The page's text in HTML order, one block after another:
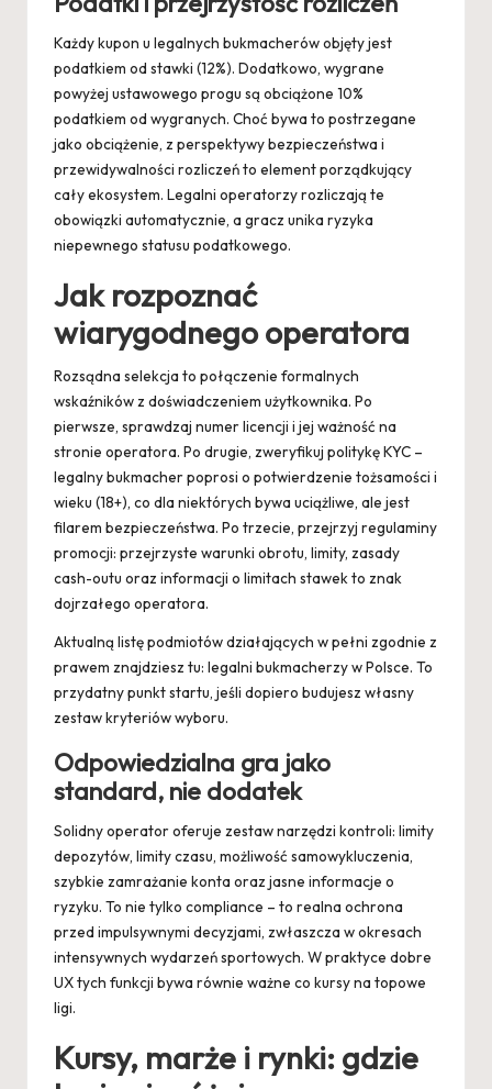
Każdy kupon u legalnych bukmacherów objęty jest
podatkiem od stawki (12%). Dodatkowo, wygrane
powyżej ustawowego progu są obciążone 10%
podatkiem od wygranych. Choć bywa to postrzegane
jako obciążenie, z perspektywy bezpieczeństwa i
przewidywalności rozliczeń to element porządkujący
cały ekosystem. Legalni operatorzy rozliczają te
obowiązki automatycznie, a gracz unika ryzyka
niepewnego statusu podatkowego.
Jak rozpoznać
wiarygodnego operatora
Rozsądna selekcja to połączenie formalnych
wskaźników z doświadczeniem użytkownika. Po
pierwsze, sprawdzaj numer licencji i jej ważność na
stronie operatora. Po drugie, zweryfikuj politykę KYC –
legalny bukmacher poprosi o potwierdzenie tożsamości i
wieku (18+), co dla niektórych bywa uciążliwe, ale jest
filarem bezpieczeństwa. Po trzecie, przejrzyj regulaminy
promocji: przejrzyste warunki obrotu, limity, zasady
cash-outu oraz informacji o limitach stawek to znak
dojrzałego operatora.
Aktualną listę podmiotów działających w pełni zgodnie z
prawem znajdziesz tu: legalni bukmacherzy w Polsce. To
przydatny punkt startu, jeśli dopiero budujesz własny
zestaw kryteriów wyboru.
Odpowiedzialna gra jako
standard, nie dodatek
Solidny operator oferuje zestaw narzędzi kontroli: limity
depozytów, limity czasu, możliwość samowykluczenia,
szybkie zamrażanie konta oraz jasne informacje o
ryzyku. To nie tylko compliance – to realna ochrona
przed impulsywnymi decyzjami, zwłaszcza w okresach
intensywnych wydarzeń sportowych. W praktyce dobre
UX tych funkcji bywa równie ważne co kursy na topowe
ligi.
Kursy, marże i rynki: gdzie